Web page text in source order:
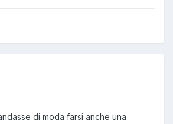
di moda farsi anche una